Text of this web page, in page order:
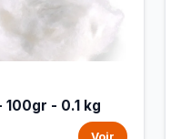
- 0.1 kg